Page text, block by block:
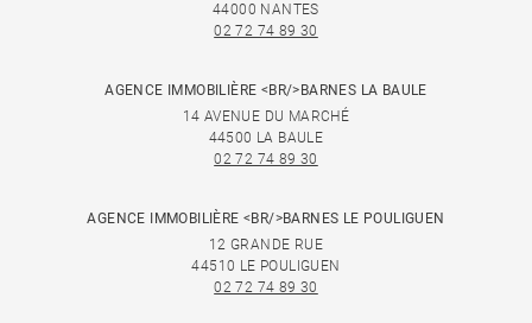
44000 NANTES
02 72 74 89 30
AGENCE IMMOBILIÈRE <BR/>BARNES LA BAULE
14 AVENUE DU MARCHÉ
44500 LA BAULE
02 72 74 89 30
AGENCE IMMOBILIÈRE <BR/>BARNES LE POULIGUEN
12 GRANDE RUE
44510 LE POULIGUEN
02 72 74 89 30